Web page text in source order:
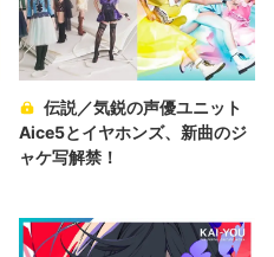
伝説／気鋭の声優ユニット
Aice5とイヤホンズ、新曲のジ
ャケ写解禁！